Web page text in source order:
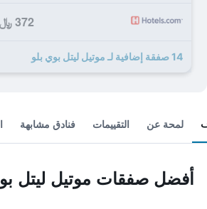
372 ﷼
14 صفقة إضافية لـ موتيل ليتل بوي بلو
لمحة عن التقييمات فنادق مشابهة
أفضل صفقات موتيل ليتل